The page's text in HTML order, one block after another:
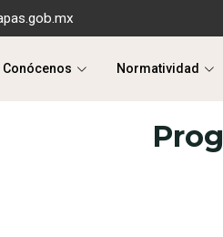
Conócenos Normatividad
Conócenos